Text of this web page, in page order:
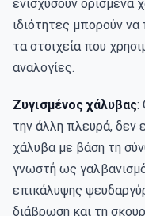
ενισχύσουν ορισμένα
ιδιότητες μπορούν να
τα στοιχεία που
αναλογίες.
Ζυγισμένος χάλυβας:
την άλλη πλευρά, δεν
χάλυβα με βάση τη
γνωστή ως
επικάλυψης
διάβρωση και τη